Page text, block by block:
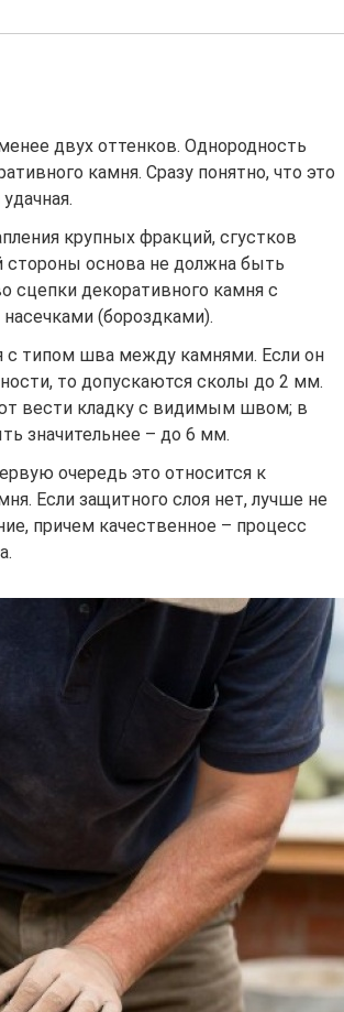
двух оттенков. Однородность
камня. Сразу понятно, что это
крупных фракций, сгустков
стороны основа не должна быть
сцепки декоративного камня с
(бороздками).
с типом шва между камнями. Если он
то допускаются сколы до 2 мм.
вести кладку с видимым швом; в
значительнее – до 6 мм.
очередь это относится к
Если защитного слоя нет, лучше не
причем качественное – процесс